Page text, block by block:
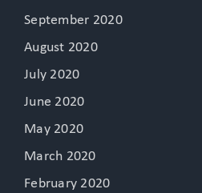
September 2020
August 2020
July 2020
June 2020
May 2020
March 2020
February 2020